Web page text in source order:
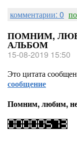
комментарии: 0
ПОМНИМ,
АЛЬБОМ
15-08-2019 15:50
Это цитата
сообщение
Помним, любим,